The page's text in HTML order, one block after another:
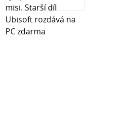
následujících zařízeních, mimo
CraftBot, Creality, Flashforge,
Monoprice, Prusa, Raise3D,